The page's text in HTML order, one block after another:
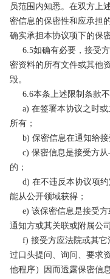
员范围内知悉。在双方上
密信息的保密性和应承担
确实承担本协议项下的保
6.5如确有必要，接受方
密资料的所有文件或其他
毁。
6.6本条上述限制条款不
a) 在签署本协议之时或
所有；
b) 保密信息在通知给接
c) 保密信息是接受方从
的；
d) 在不违反本协议项约
能从公开领域获得；
e) 该保密信息是接受方
通知方或其关联或附属公
f) 接受方应法院或其它
过口头提问、询问、要求
他程序）因而透露保密信